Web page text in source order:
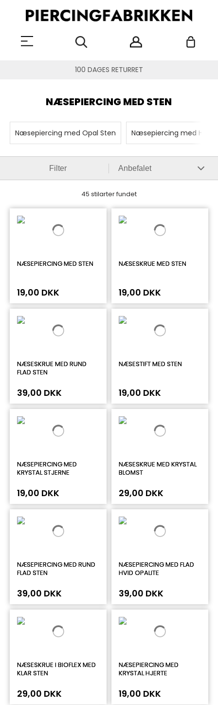
1 - 2 DAGES LEVERING
NÆSEPIERCING MED STEN
Næsepiercing med Opal Sten Næsepiercing med
Filter
45 stilarter fundet
NÆSEPIERCING MED STEN
19,00 DKK
NÆSESKRUE MED STEN
19,00 DKK
NÆSESKRUE MED RUND
FLAD STEN
39,00 DKK
NÆSESTIFT MED STEN
19,00 DKK
NÆSEPIERCING MED
KRYSTAL STJERNE
19,00 DKK
NÆSESKRUE MED KRYSTAL
BLOMST
29,00 DKK
NÆSEPIERCING MED RUND
FLAD STEN
39,00 DKK
NÆSEPIERCING MED FLAD
HVID OPALITE
39,00 DKK
NÆSESKRUE I BIOFLEX MED
KLAR STEN
29,00 DKK
NÆSEPIERCING MED
KRYSTAL HJERTE
19,00 DKK